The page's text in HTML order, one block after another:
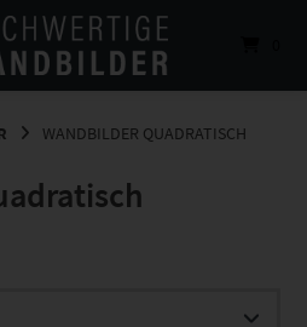
WANDBILDER QUADRATISCH